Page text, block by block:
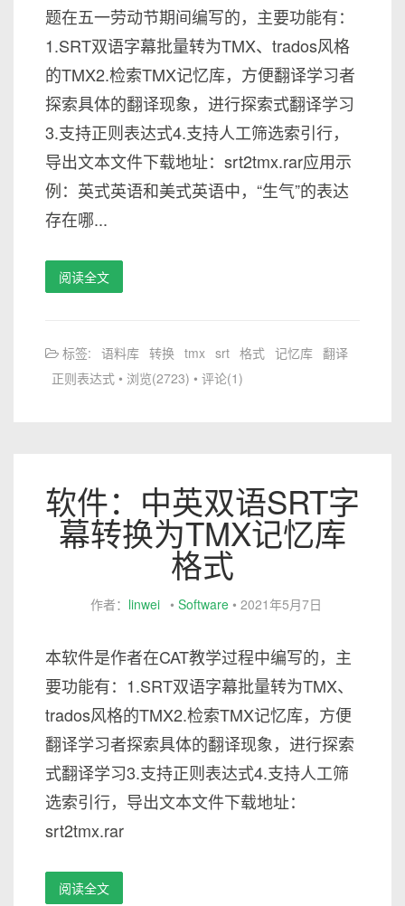
题在五一劳动节期间编写的，主要功能有：
1.SRT双语字幕批量转为TMX、trados风格
的TMX2.检索TMX记忆库，方便翻译学习者
探索具体的翻译现象，进行探索式翻译学习
3.支持正则表达式4.支持人工筛选索引行，
导出文本文件下载地址：srt2tmx.rar应用示
例：英式英语和美式英语中，“生气”的表达
存在哪...
阅读全文
标签: 语料库 转换 tmx srt 格式 记忆库 翻译
正则表达式 • 浏览(2723) • 评论(1)
软件：中英双语SRT字
幕转换为TMX记忆库
格式
作者： linwei • Software• 2021年5月7日
本软件是作者在CAT教学过程中编写的，主
要功能有：1.SRT双语字幕批量转为TMX、
trados风格的TMX2.检索TMX记忆库，方便
翻译学习者探索具体的翻译现象，进行探索
式翻译学习3.支持正则表达式4.支持人工筛
选索引行，导出文本文件下载地址：
srt2tmx.rar
阅读全文